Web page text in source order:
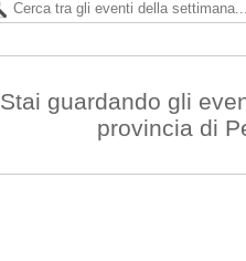
Stai guardando gli
provincia di